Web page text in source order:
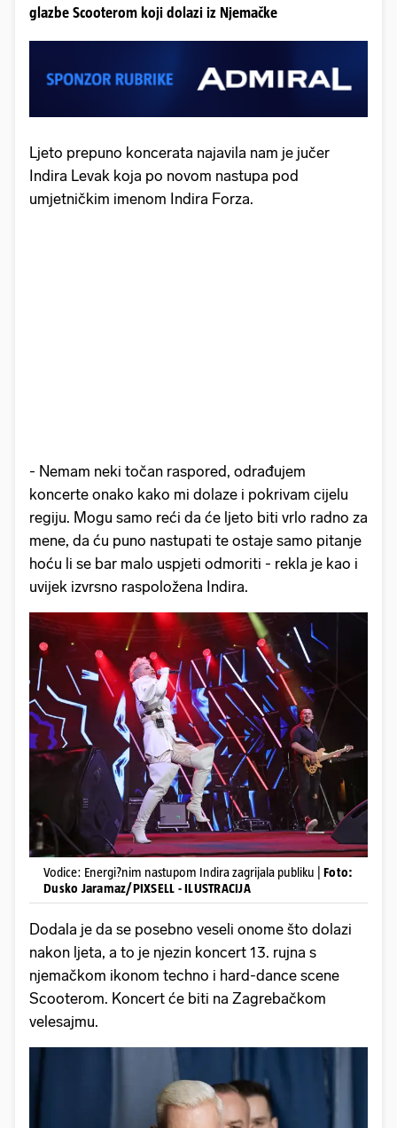
glazbe Scooterom koji dolazi iz Njemačke
Ljeto prepuno koncerata najavila nam je jučer
Indira Levak koja po novom nastupa pod
umjetničkim imenom Indira Forza.
- Nemam neki točan raspored, odrađujem
koncerte onako kako mi dolaze i pokrivam cijelu
regiju. Mogu samo reći da će ljeto biti vrlo radno za
mene, da ću puno nastupati te ostaje samo pitanje
hoću li se bar malo uspjeti odmoriti - rekla je kao i
uvijek izvrsno raspoložena Indira.
Vodice: Energi?nim nastupom Indira zagrijala publiku | Foto:
Dusko Jaramaz/PIXSELL - ILUSTRACIJA
Dodala je da se posebno veseli onome što dolazi
nakon ljeta, a to je njezin koncert 13. rujna s
njemačkom ikonom techno i hard-dance scene
Scooterom. Koncert će biti na Zagrebačkom
velesajmu.